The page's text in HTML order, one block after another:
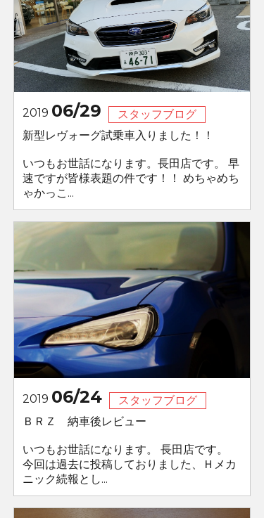
2019 06/29
スタッフブログ
新型レヴォーグ試乗車入りました！！
いつもお世話になります。長田店です。 早
速ですが皆様表題の件です！！ めちゃめち
ゃかっこ...
2019 06/24
スタッフブログ
ＢＲＺ 納車後レビュー
いつもお世話になります。 長田店です。
今回は過去に投稿しておりました、Ｈメカ
ニック続報とし...